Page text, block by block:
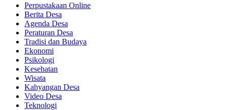
Perpustakaan Online
Berita Desa
Agenda Desa
Peraturan Desa
Tradisi dan Budaya
Ekonomi
Psikologi
Kesehatan
Wisata
Kahyangan Desa
Video Desa
Teknologi